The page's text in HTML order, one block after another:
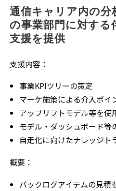
通信キャリア内の分
の事業部門に対する
支援を提供
支援内容：
事業KPIツリーの策定
マーケ施策による介入ポイ
アップリフトモデル等を使
モデル・ダッシュボード等
自走化に向けたナレッジト
概要：
バックログアイテムの見積